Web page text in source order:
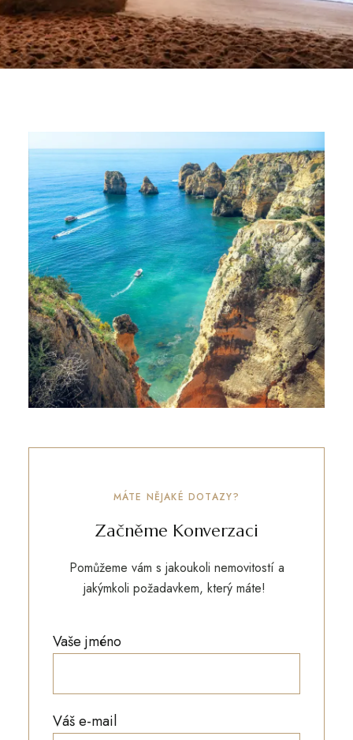
MÁTE NĚJAKÉ DOTAZY?
Začněme Konverzaci
Pomůžeme vám s jakoukoli nemovitostí a
jakýmkoli požadavkem, který máte!
Vaše jméno
Váš e-mail